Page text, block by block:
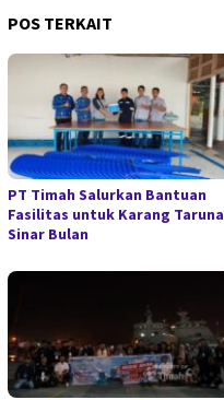
POS TERKAIT
PT Timah Salurkan Bantuan
Fasilitas untuk Karang Taruna
Sinar Bulan